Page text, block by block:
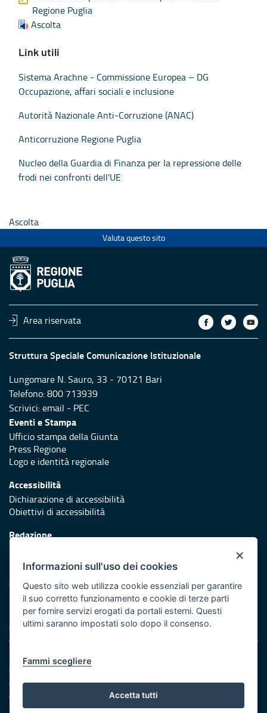
Regione Puglia
Ascolta
Link utili
Sistema Arachne - Commissione Europea – DG
Occupazione, affari sociali e inclusione
Autorità Nazionale Anti-Corruzione (ANAC)
Anticorruzione Regione Puglia
Nucleo della Guardia di Finanza per la repressione delle
frodi nei confronti dell'UE
Ascolta
Valuta questo sito
Area riservata
Struttura Speciale Comunicazione Istituzionale
Lungomare N. Sauro, 33 - 70121 Bari
Telefono: 800 713939
Scrivici:email - PEC
Eventi e Stampa
Ufficio stampa della Giunta
Press Regione
Logo e identità regionale
Accessibilità
Dichiarazione di accessibilità
Obiettivi di accessibilità
Redazione
Protezione civile
Vai al sito di Protezione Civile Puglia
Iniziativa finanziata con risorse del POR Puglia 2014/2020 -
Asse XI
Note legali
Cookie e privacy
Amministrazione trasparente
Atti di notifica
Feed RSS
×
Informazioni sull'uso dei cookies
Questo sito web utilizza cookie essenziali per garantire
il suo corretto funzionamento e cookie di terze parti
per fornire servizi erogati da portali esterni. Questi
ultimi saranno impostati solo dopo il consenso.
Fammi scegliere
Accetta tutti